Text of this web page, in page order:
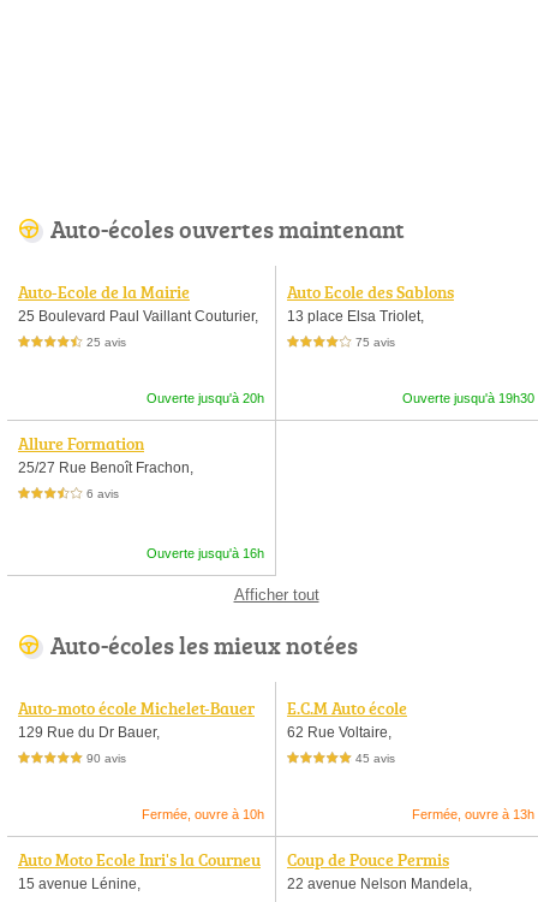
Auto-écoles ouvertes maintenant
Auto-Ecole de la Mairie
25 Boulevard Paul Vaillant Couturier,
4,5 étoiles sur 5 25 avis
Ouverte jusqu'à 20h
Auto Ecole des Sablons
13 place Elsa Triolet,
4,0 étoiles sur 5 75 avis
Ouverte jusqu'à 19h30
Allure Formation
25/27 Rue Benoît Frachon,
3,5 étoiles sur 5 6 avis
Ouverte jusqu'à 16h
Afficher tout
Auto-écoles les mieux notées
Auto-moto école Michelet-Bauer
129 Rue du Dr Bauer,
5,0 étoiles sur 5 90 avis
Fermée, ouvre à 10h
E.C.M Auto école
62 Rue Voltaire,
5,0 étoiles sur 5 45 avis
Fermée, ouvre à 13h
Auto Moto Ecole Inri's la Courneu
ve
15 avenue Lénine,
Coup de Pouce Permis
22 avenue Nelson Mandela,